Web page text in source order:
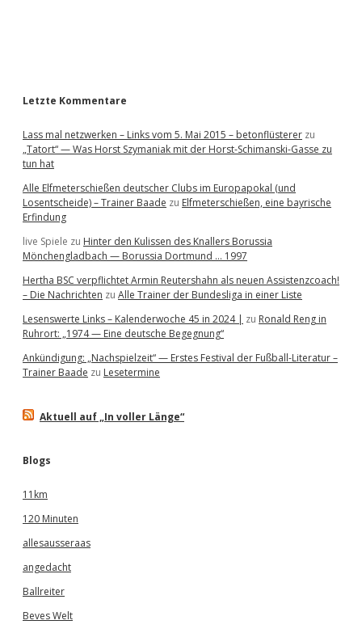
Letzte Kommentare
Lass mal netzwerken – Links vom 5. Mai 2015 – betonflüsterer zu
„Tatort“ — Was Horst Szymaniak mit der Horst-Schimanski-Gasse zu
tun hat
Alle Elfmeterschießen deutscher Clubs im Europapokal (und
Losentscheide) – Trainer Baade zu Elfmeterschießen, eine bayrische
Erfindung
live Spiele zu Hinter den Kulissen des Knallers Borussia
Mönchengladbach — Borussia Dortmund … 1997
Hertha BSC verpflichtet Armin Reutershahn als neuen Assistenzcoach!
– Die Nachrichten zu Alle Trainer der Bundesliga in einer Liste
Lesenswerte Links – Kalenderwoche 45 in 2024 | zu Ronald Reng in
Ruhrort: „1974 — Eine deutsche Begegnung“
Ankündigung: „Nachspielzeit“ — Erstes Festival der Fußball-Literatur –
Trainer Baade zu Lesetermine
Aktuell auf „In voller Länge“
Blogs
11km
120 Minuten
allesausseraas
angedacht
Ballreiter
Beves Welt